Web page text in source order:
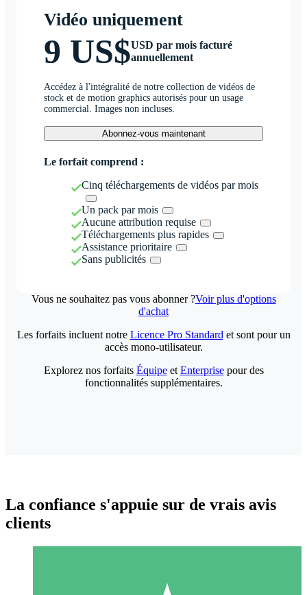
Vidéo uniquement
9 US$USD par mois facturé
annuellement
Accédez à l'intégralité de notre collection de vidéos de
stock et de motion graphics autorisés pour un usage
commercial. Images non incluses.
Abonnez-vous maintenant
Le forfait comprend :
Cinq téléchargements de vidéos par mois
Un pack par mois
Aucune attribution requise
Téléchargements plus rapides
Assistance prioritaire
Sans publicités
Vous ne souhaitez pas vous abonner ?Voir plus d'options
d'achat
Les forfaits incluent notre Licence Pro Standard et sont pour un
accès mono-utilisateur.
Explorez nos forfaits Équipeet Enterprisepour des
fonctionnalités supplémentaires.
La confiance s'appuie sur de vrais avis
clients